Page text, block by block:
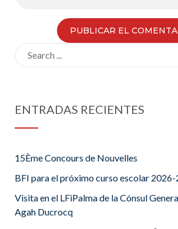
ENTRADAS RECIENTES
15Ème Concours de Nouvelles
BFI para el próximo curso escolar
Visita en el LFiPalma de la Cónsul
Agah Ducrocq